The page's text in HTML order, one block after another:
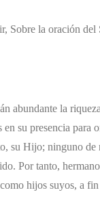
Sobre la oración del
abundante la
su presencia
su Hijo; ninguno de
Por tanto,
hijos suyos, a